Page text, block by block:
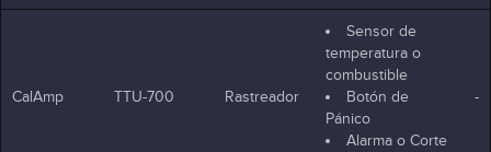
CalAmp TTU-700 Rastreador
Sensor de
temperatura o
combustible
Botón de
Pánico
Alarma o Corte
-